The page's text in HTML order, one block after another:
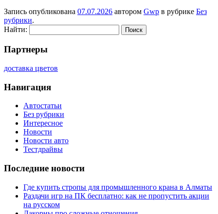
Запись опубликована 07.07.2026 автором Gwp в рубрике Без
рубрики.
Найти:
Партнеры
доставка цветов
Навигация
Автостатьи
Без рубрики
Интересное
Новости
Новости авто
Тестдрайвы
Последние новости
Где купить стропы для промышленного крана в Алматы
Раздачи игр на ПК бесплатно: как не пропустить акции
на русском